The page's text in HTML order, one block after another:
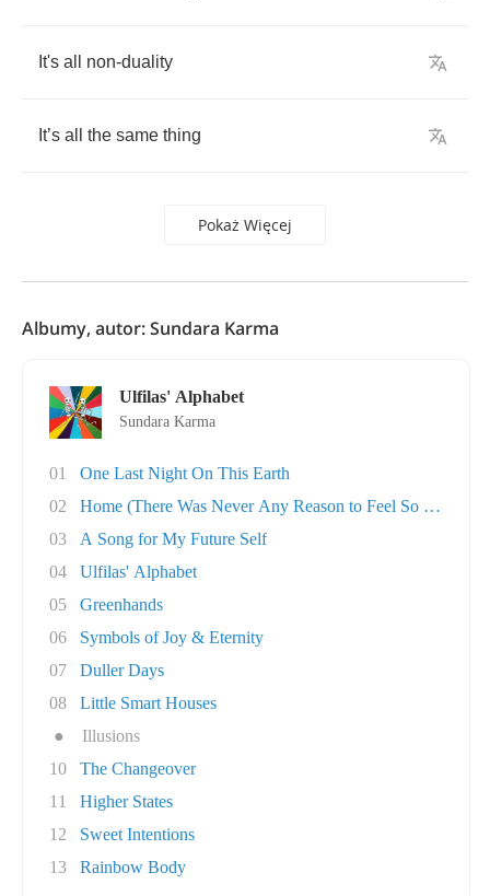
It's all non-duality
It’s all the same thing
Pokaż Więcej
Albumy, autor: Sundara Karma
Ulfilas' Alphabet
Sundara Karma
01
One Last Night On This Earth
02
Home (There Was Never Any Reason to Feel So A..
03
A Song for My Future Self
04
Ulfilas' Alphabet
05
Greenhands
06
Symbols of Joy & Eternity
07
Duller Days
08
Little Smart Houses
●
Illusions
10
The Changeover
11
Higher States
12
Sweet Intentions
13
Rainbow Body